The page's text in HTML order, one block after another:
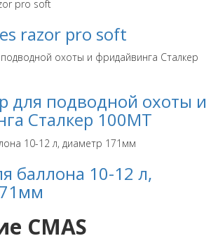
razor pro soft
для подводной охоты и
Сталкер 100МТ
баллона 10-12 л,
CMAS